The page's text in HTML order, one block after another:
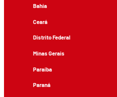
Bahia
Ceará
Distrito Federal
Minas Gerais
Paraíba
Paraná